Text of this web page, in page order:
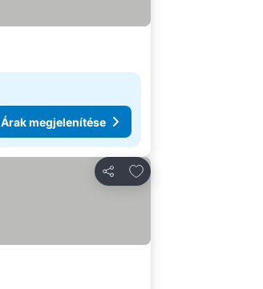
Árak megjelenítése
Megosztás
Hozzáadás a